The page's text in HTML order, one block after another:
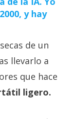
y hay
de un
llevarlo a
que hace
ligero.